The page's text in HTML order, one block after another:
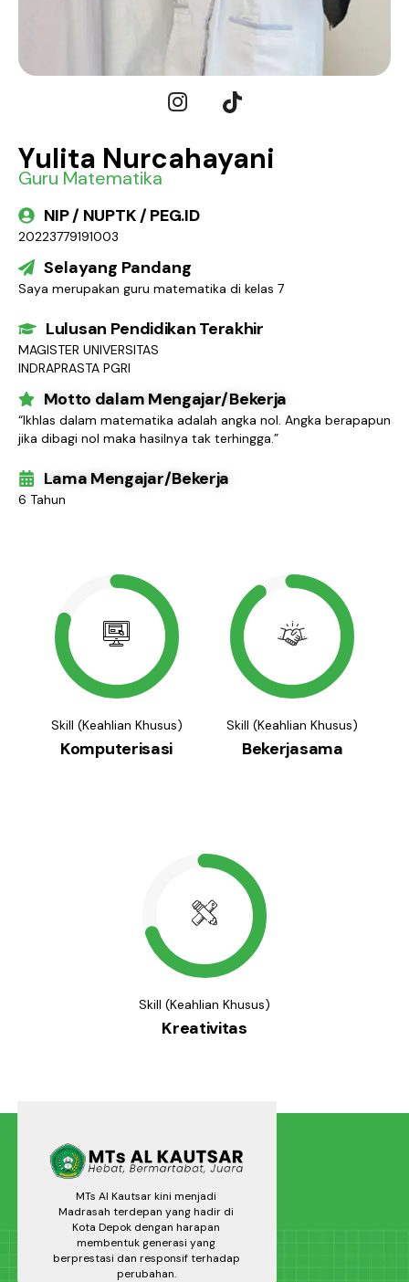
Yulita Nurcahayani
Guru Matematika
NIP / NUPTK / PEG.ID
20223779191003
Selayang Pandang
Saya merupakan guru matematika di kelas 7
Lulusan Pendidikan Terakhir
MAGISTER UNIVERSITAS
INDRAPRASTA PGRI
Motto dalam Mengajar/Bekerja
“Ikhlas dalam matematika adalah angka nol. Angka berapapun
jika dibagi nol maka hasilnya tak terhingga.”
Lama Mengajar/Bekerja
6 Tahun
Skill (Keahlian Khusus)
Komputerisasi
Skill (Keahlian Khusus)
Bekerjasama
Skill (Keahlian Khusus)
Kreativitas
MTs Al Kautsar kini menjadi
Madrasah terdepan yang hadir di
Kota Depok dengan harapan
membentuk generasi yang
berprestasi dan responsif terhadap
perubahan.